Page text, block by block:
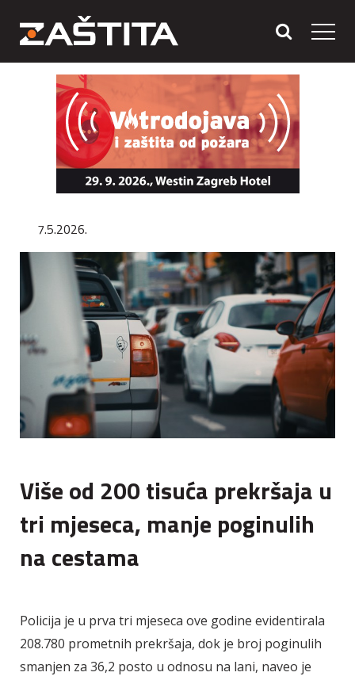
7.5.2026.
Više od 200 tisuća prekršaja u
tri mjeseca, manje poginulih
na cestama
Policija je u prva tri mjeseca ove godine evidentirala
208.780 prometnih prekršaja, dok je broj poginulih
smanjen za 36,2 posto u odnosu na lani, naveo je